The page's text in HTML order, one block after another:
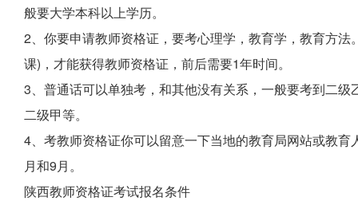
般要大学本科以上学历。
2、你要申请教师资格证，要考心理学，教育学，教育方
课)，才能获得教师资格证，前后需要1年时间。
3、普通话可以单独考，和其他没有关系，一般要考到二
二级甲等。
4、考教师资格证你可以留意一下当地的教育局网站或教
月和9月。
陕西教师资格证考试报名条件